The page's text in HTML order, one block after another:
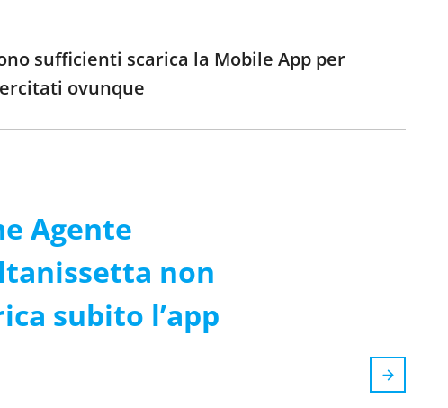
sufficienti scarica la Mobile App per
ovunque
Agente
non
subito l’app